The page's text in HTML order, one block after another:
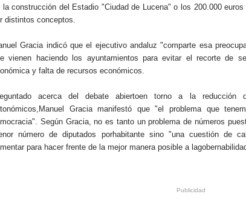
la construcción del Estadio "Ciudad de Lucena" o los 200.000
distintos conceptos.
Gracia indicó que el ejecutivo andaluz "comparte esa
vienen haciendo los ayuntamientos para evitar el recorte de
y falta de recursos económicos.
acerca del debate abiertoen torno a la reducción
Gracia manifestó que "el problema que
Según Gracia, no es tanto un problema de números
número de diputados porhabitante sino "una cuestión de
para hacer frente de la mejor manera posible a